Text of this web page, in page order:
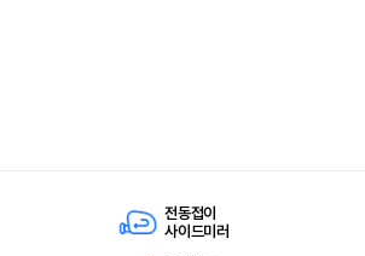
전동접이
사이드미러